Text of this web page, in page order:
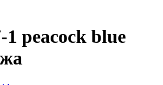
peacock blue